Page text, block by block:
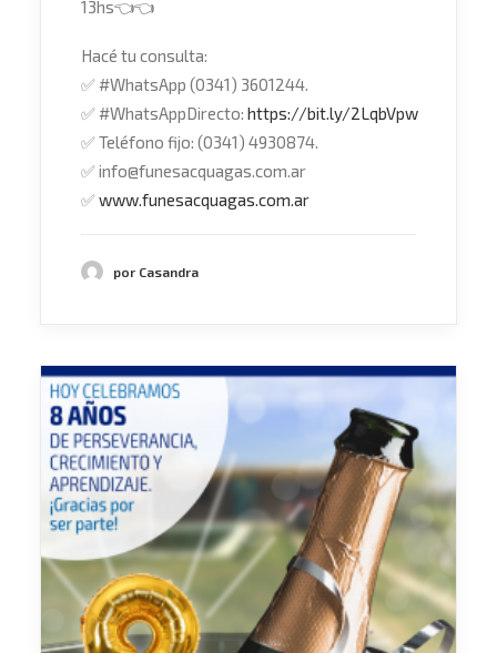
13hs👈👈
Hacé tu consulta:
✅#WhatsApp (0341) 3601244.
✅#WhatsAppDirecto: https://bit.ly/2LqbVpw
✅Teléfono fijo: (0341) 4930874.
✅info@funesacquagas.com.ar
✅www.funesacquagas.com.ar
por Casandra